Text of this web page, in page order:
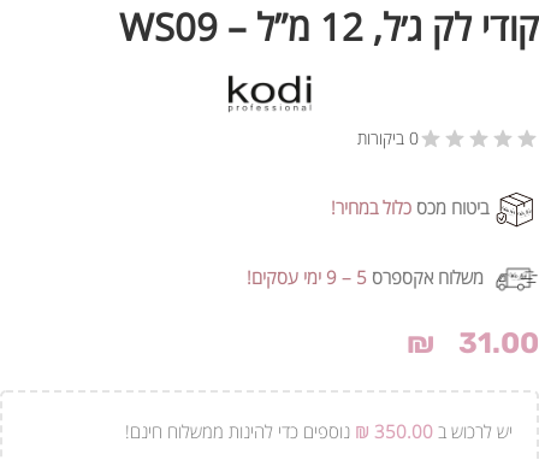
קודי לק ג׳ל, 12 מ”ל – WS09
0 ביקורות
ביטוח מכס כלול במחיר!
משלוח אקספרס 5 – 9 ימי עסקים!
₪ 31.00
יש לרכוש ב ₪ 350.00 נוספים כדי להינות ממשלוח חינם!